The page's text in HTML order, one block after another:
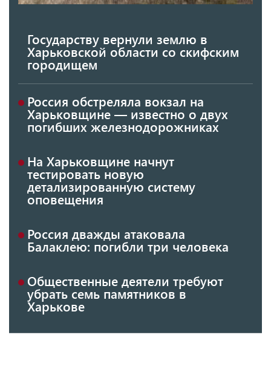
Государству вернули землю в
Харьковской области со скифским
городищем
Россия обстреляла вокзал на
Харьковщине — известно о двух
погибших железнодорожниках
На Харьковщине начнут
тестировать новую
детализированную систему
оповещения
Россия дважды атаковала
Балаклею: погибли три человека
Общественные деятели требуют
убрать семь памятников в
Харькове